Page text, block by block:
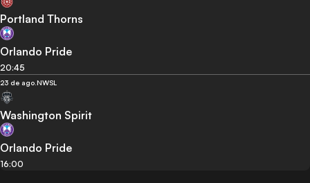
Portland Thorns
Orlando Pride
20:45
23 de ago. NWSL
Washington Spirit
Orlando Pride
16:00